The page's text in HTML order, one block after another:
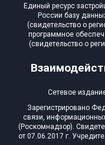
Единый ресурс
России базу
(свидетельство о
программное
(свидетельство о
Сетевое
Зарегистрировано
связи,
(Роскомнадзор).
от 07.06.2017 г.